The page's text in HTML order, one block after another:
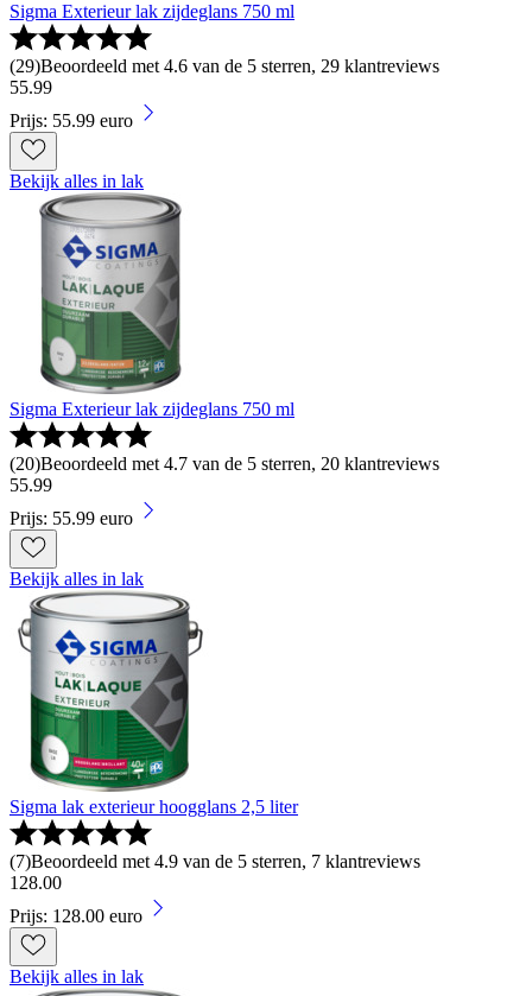
Sigma Exterieur lak zijdeglans 750 ml
(29)Beoordeeld met 4.6 van de 5 sterren, 29 klantreviews
55.99
Prijs: 55.99 euro
Bekijk alles in lak
Sigma Exterieur lak zijdeglans 750 ml
(20)Beoordeeld met 4.7 van de 5 sterren, 20 klantreviews
55.99
Prijs: 55.99 euro
Bekijk alles in lak
Sigma lak exterieur hoogglans 2,5 liter
(7)Beoordeeld met 4.9 van de 5 sterren, 7 klantreviews
128.00
Prijs: 128.00 euro
Bekijk alles in lak